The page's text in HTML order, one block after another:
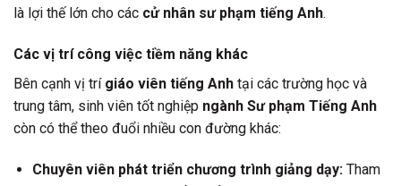
là lợi thế lớn cho các cử nhân sư phạm tiếng Anh.
Các vị trí công việc tiềm năng khác
Bên cạnh vị trí giáo viên tiếng Anh tại các trường học và
trung tâm, sinh viên tốt nghiệp ngành Sư phạm Tiếng Anh
còn có thể theo đuổi nhiều con đường khác:
Chuyên viên phát triển chương trình giảng dạy:Tham